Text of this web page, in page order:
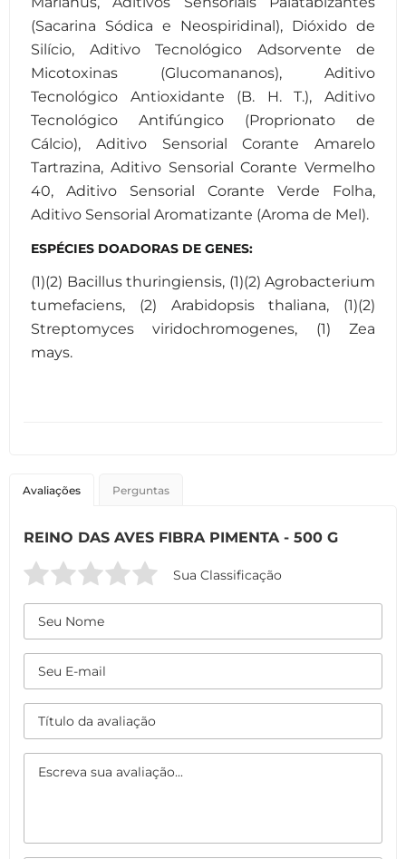
(Sacarina Sódica e Neospiridinal), Dióxido de
Silício, Aditivo Tecnológico Adsorvente de
Micotoxinas (Glucomananos), Aditivo
Tecnológico Antioxidante (B. H. T.), Aditivo
Tecnológico Antifúngico (Proprionato de
Cálcio), Aditivo Sensorial Corante Amarelo
Tartrazina, Aditivo Sensorial Corante Vermelho
40, Aditivo Sensorial Corante Verde Folha,
Aditivo Sensorial Aromatizante (Aroma de Mel).
ESPÉCIES DOADORAS DE GENES:
(1)(2) Bacillus thuringiensis, (1)(2) Agrobacterium
tumefaciens, (2) Arabidopsis thaliana, (1)(2)
Streptomyces viridochromogenes, (1) Zea
mays.
Avaliações Perguntas
REINO DAS AVES FIBRA PIMENTA - 500 G
Sua Classificação